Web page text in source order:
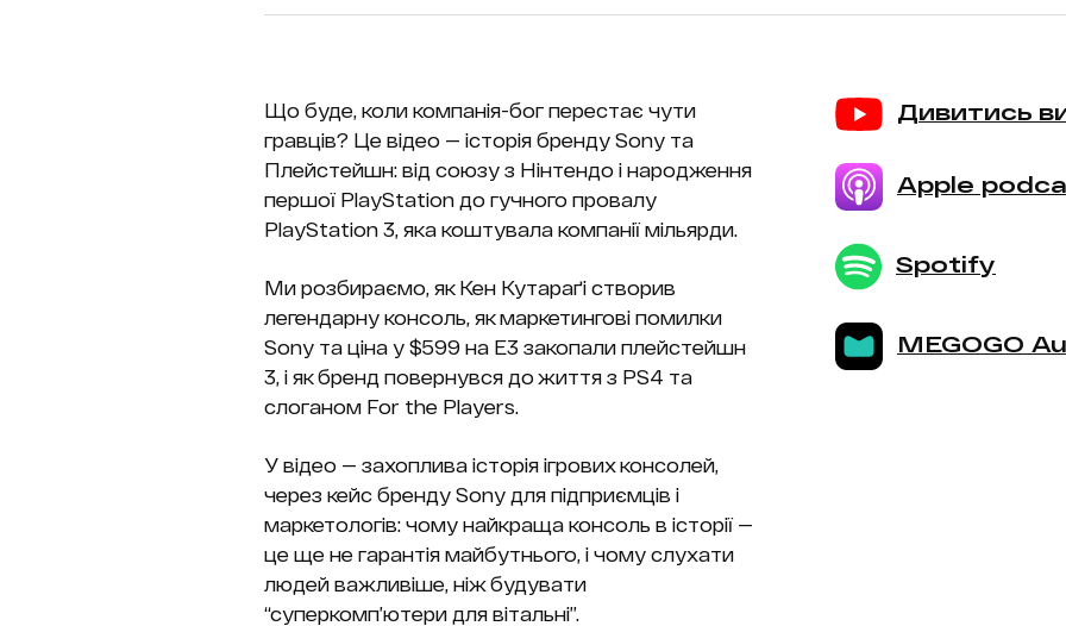
Що буде, коли компанія-бог перестає чути
гравців? Це відео — історія бренду Sony та
Плейстейшн: від союзу з Нінтендо і народження
першої PlayStation до гучного провалу
PlayStation 3, яка коштувала компанії мільярди.
Ми розбираємо, як Кен Кутараґі створив
легендарну консоль, як маркетингові помилки
Sony та ціна у $599 на E3 закопали плейстейшн
3, і як бренд повернувся до життя з PS4 та
слоганом For the Players.
У відео — захоплива історія ігрових консолей,
через кейс бренду Sony для підприємців і
маркетологів: чому найкраща консоль в історії —
це ще не гарантія майбутнього, і чому слухати
людей важливіше, ніж будувати
“суперкомп’ютери для вітальні”.
Дивитись
Apple
Spotify
MEGOGO